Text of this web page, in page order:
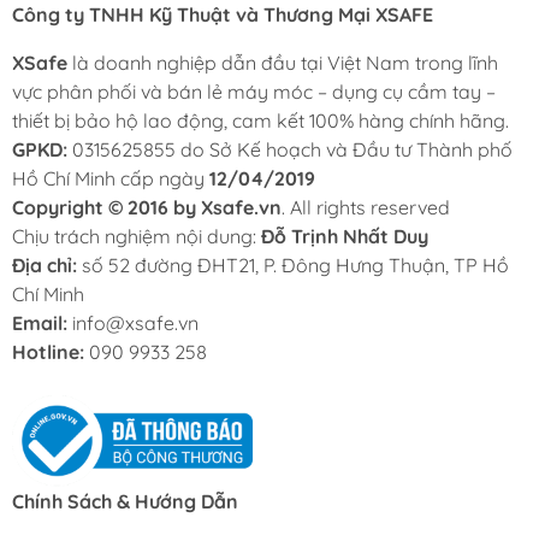
Công ty TNHH Kỹ Thuật và Thương Mại XSAFE
XSafe là doanh nghiệp dẫn đầu tại Việt Nam trong lĩnh
vực phân phối và bán lẻ máy móc – dụng cụ cầm tay –
thiết bị bảo hộ lao động, cam kết 100% hàng chính hãng.
GPKD: 0315625855 do Sở Kế hoạch và Đầu tư Thành phố
Hồ Chí Minh cấp ngày 12/04/2019
Copyright © 2016 by Xsafe.vn. All rights reserved
Chịu trách nghiệm nội dung: Đỗ Trịnh Nhất Duy
Địa chỉ: số 52 đường ĐHT21, P. Đông Hưng Thuận, TP Hồ
Chí Minh
Email: info@xsafe.vn
Hotline: 090 9933 258
Chính Sách & Hướng Dẫn